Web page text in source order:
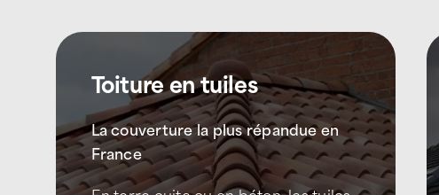
Toiture en tuiles
La couverture la plus répandue en
France